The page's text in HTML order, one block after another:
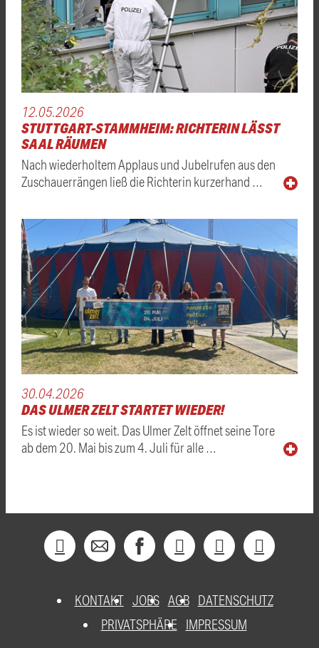
12.05.2026
STUTTGART-STAMMHEIM: RICHTERIN LÄSST
SAAL RÄUMEN
Nach wiederholtem Applaus und Jubelrufen aus den
Zuschauerrängen ließ die Richterin kurzerhand …
30.04.2026
DAS ULMER ZELT STARTET WIEDER!
Es ist wieder so weit. Das Ulmer Zelt öffnet seine Tore
ab dem 20. Mai bis zum 4. Juli für alle …
KONTAKT JOBS AGB DATENSCHUTZ
PRIVATSPHÄRE
IMPRESSUM